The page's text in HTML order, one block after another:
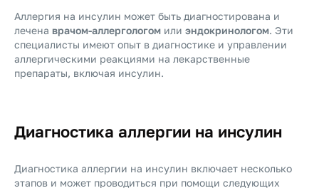
Аллергия на инсулин может быть диагностирована и
лечена врачом-аллергологом или эндокринологом. Эти
специалисты имеют опыт в диагностике и управлении
аллергическими реакциями на лекарственные
препараты, включая инсулин.
Диагностика аллергии на инсулин
Диагностика аллергии на инсулин включает несколько
этапов и может проводиться при помощи следующих